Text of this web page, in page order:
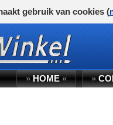
»HOME« »
gebruik van cookies (